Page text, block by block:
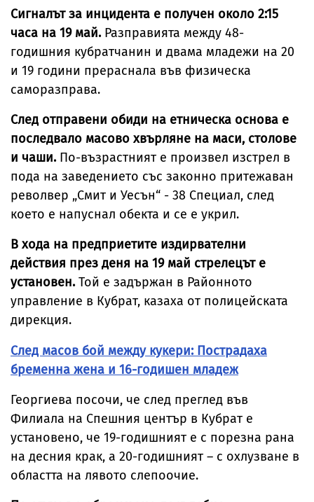
Сигналът за инцидента е получен около 2:15
часа на 19 май.Разправията между 48-
годишния кубратчанин и двама младежи на 20
и 19 години прераснала във физическа
саморазправа.
След отправени обиди на етническа основа е
последвало масово хвърляне на маси, столове
и чаши.По-възрастният е произвел изстрел в
пода на заведението със законно притежаван
револвер „Смит и Уесън“ - 38 Специал, след
което е напуснал обекта и се е укрил.
В хода на предприетите издирвателни
действия през деня на 19 май стрелецът е
установен.Той е задържан в Районното
управление в Кубрат, казаха от полицейската
дирекция.
След масов бой между кукери: Пострадаха
бременна жена и 16-годишен младеж
Георгиева посочи, че след преглед във
Филиала на Спешния център в Кубрат е
установено, че 19-годишният е с порезна рана
на десния крак, а 20-годишният – с охлузване в
областта на лявото слепоочие.